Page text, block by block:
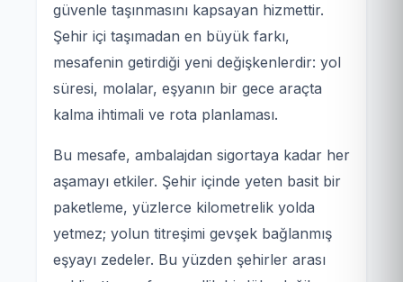
güvenle taşınmasını kapsayan hizmettir.
Şehir içi taşımadan en büyük farkı,
mesafenin getirdiği yeni değişkenlerdir: yol
süresi, molalar, eşyanın bir gece araçta
kalma ihtimali ve rota planlaması.
Bu mesafe, ambalajdan sigortaya kadar her
aşamayı etkiler. Şehir içinde yeten basit bir
paketleme, yüzlerce kilometrelik yolda
yetmez; yolun titreşimi gevşek bağlanmış
eşyayı zedeler. Bu yüzden şehirler arası